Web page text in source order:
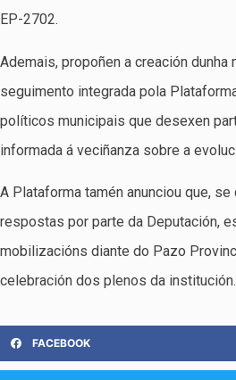
EP-2702.
Ademais, propoñen a creación dunha
seguimento integrada pola
políticos municipais que desexen
informada á veciñanza sobre a
A Plataforma tamén anunciou que, se
respostas por parte da Deputación,
mobilizacións diante do Pazo
celebración dos plenos da institución.
FACEBOOK